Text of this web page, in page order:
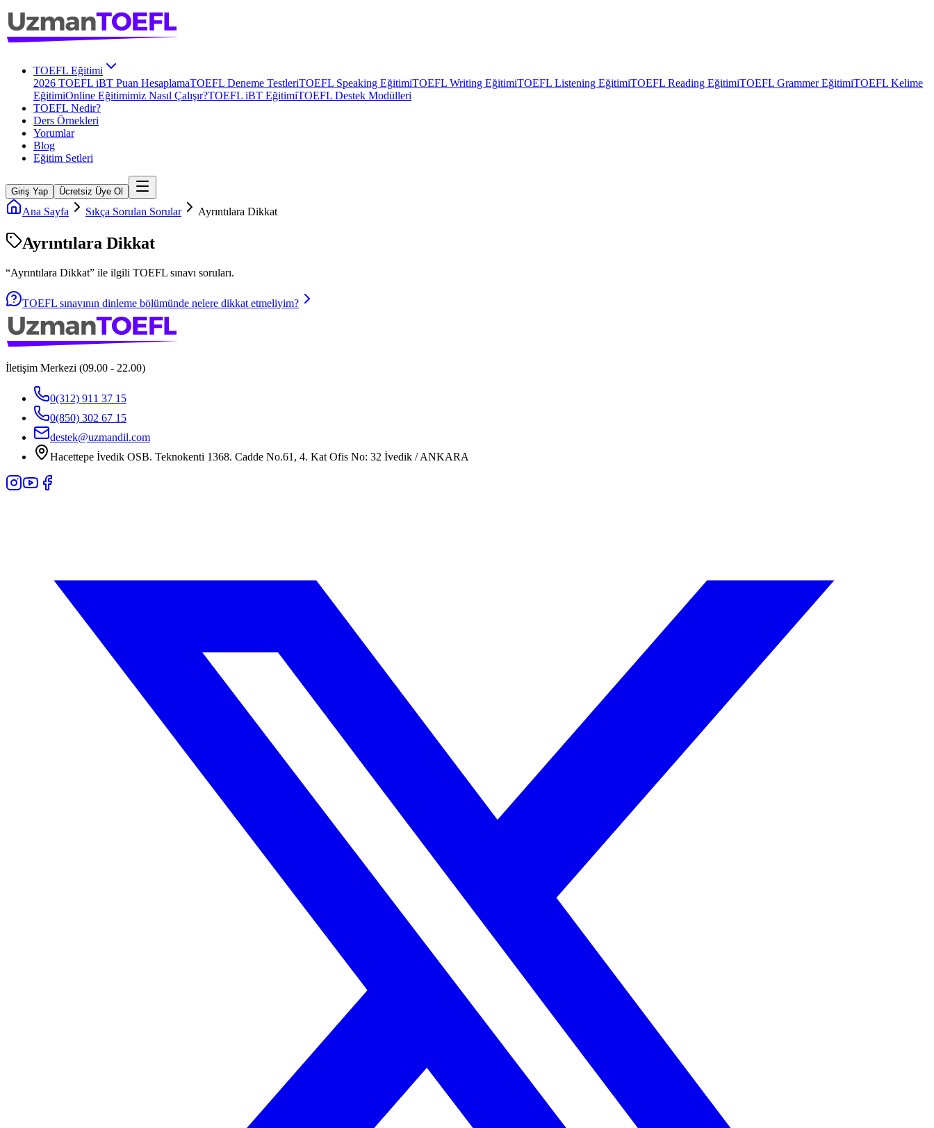
TOEFL Eğitimi
2026 TOEFL iBT Puan HesaplamaTOEFL Deneme TestleriTOEFL Speaking EğitimiTOEFL Writing EğitimiTOEFL Listening EğitimiTOEFL Reading EğitimiTOEFL Grammer EğitimiTOEFL Kelime
EğitimiOnline Eğitimimiz Nasıl Çalışır?TOEFL iBT EğitimiTOEFL Destek Modülleri
TOEFL Nedir?
Ders Örnekleri
Yorumlar
Blog
Eğitim Setleri
Giriş Yap Ücretsiz Üye Ol
Ana Sayfa Sıkça Sorulan Sorular Ayrıntılara Dikkat
Ayrıntılara Dikkat
“Ayrıntılara Dikkat” ile ilgili TOEFL sınavı soruları.
TOEFL sınavının dinleme bölümünde nelere dikkat etmeliyim?
İletişim Merkezi (09.00 - 22.00)
0(312) 911 37 15
0(850) 302 67 15
destek@uzmandil.com
Hacettepe İvedik OSB. Teknokenti 1368. Cadde No.61, 4. Kat Ofis No: 32 İvedik / ANKARA